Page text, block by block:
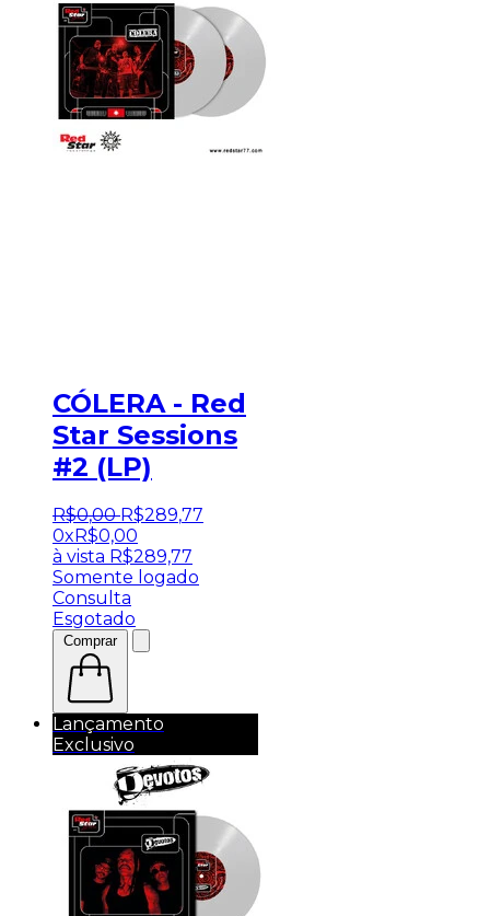
CÓLERA - Red
Star Sessions
#2 (LP)
R$0,00 R$289,77
0xR$0,00
à vista R$289,77
Somente logado
Consulta
Esgotado
Comprar